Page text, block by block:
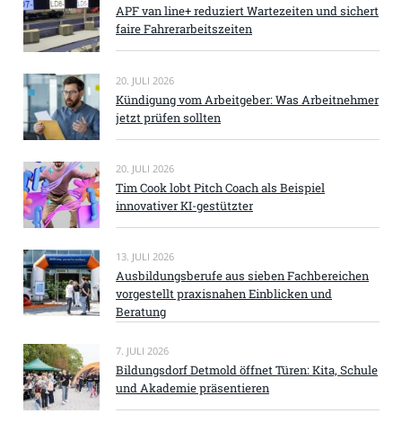
APF van line+ reduziert Wartezeiten und sichert
faire Fahrerarbeitszeiten
20. JULI 2026
Kündigung vom Arbeitgeber: Was Arbeitnehmer
jetzt prüfen sollten
20. JULI 2026
Tim Cook lobt Pitch Coach als Beispiel
innovativer KI-gestützter
13. JULI 2026
Ausbildungsberufe aus sieben Fachbereichen
vorgestellt praxisnahen Einblicken und
Beratung
7. JULI 2026
Bildungsdorf Detmold öffnet Türen: Kita, Schule
und Akademie präsentieren